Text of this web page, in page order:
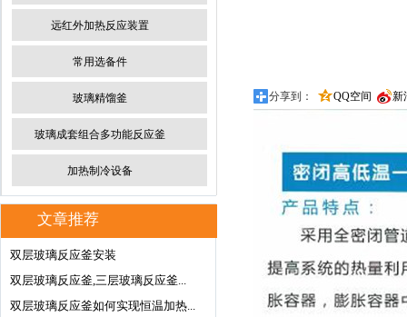
远红外加热反应装置
常用选备件
玻璃精馏釜
玻璃成套组合多功能反应釜
加热制冷设备
文章推荐
双层玻璃反应釜安装
双层玻璃反应釜,三层玻璃反应釜...
双层玻璃反应釜如何实现恒温加热...
分享到： QQ空间 新